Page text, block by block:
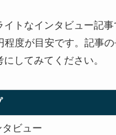
イトなインタビュー記
程度が目安です。記事
してみてください。
ビュー